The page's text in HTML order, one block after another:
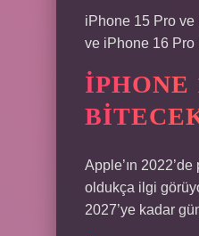
iPhone 15 Pro ve
ve iPhone 16
IPHONE
Apple’ın
oldukça ilgi
2027’ye kadar